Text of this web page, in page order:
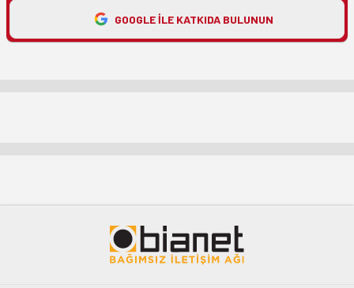
GOOGLE ILE KATKIDA BULUNUN